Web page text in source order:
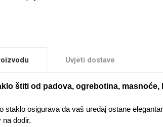
Uvjeti dostave
štiti od padova, ogrebotina,
staklo osigurava da vaš uređaj ostane
na dodir.